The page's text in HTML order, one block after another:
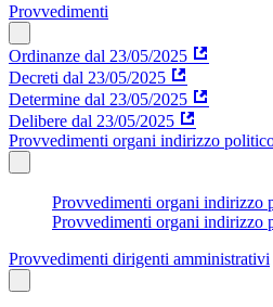
Provvedimenti
Ordinanze dal 23/05/2025
Decreti dal 23/05/2025
Determine dal 23/05/2025
Delibere dal 23/05/2025
Provvedimenti organi indirizzo
Provvedimenti organi indirizzo
Provvedimenti organi indirizzo
Provvedimenti dirigenti amministrativi